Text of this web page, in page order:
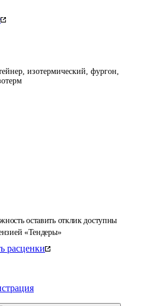
оставить отклик доступны
«Тендеры»
расценки
изотермический, фургон,